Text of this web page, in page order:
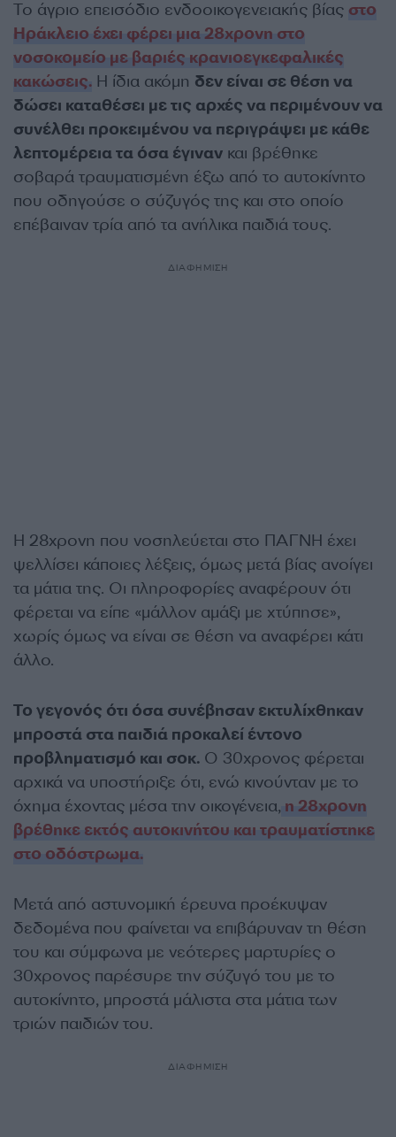
Το άγριο επεισόδιο ενδοοικογενειακής βίας στο
Ηράκλειο έχει φέρει μια 28χρονη στο
νοσοκομείο με βαριές κρανιοεγκεφαλικές
κακώσεις. Η ίδια ακόμη δεν είναι σε θέση να
δώσει καταθέσει με τις αρχές να περιμένουν να
συνέλθει προκειμένου να περιγράψει με κάθε
λεπτομέρεια τα όσα έγιναν και βρέθηκε
σοβαρά τραυματισμένη έξω από το αυτοκίνητο
που οδηγούσε ο σύζυγός της και στο οποίο
επέβαιναν τρία από τα ανήλικα παιδιά τους.
ΔΙΑΦΗΜΙΣΗ
Η 28χρονη που νοσηλεύεται στο ΠΑΓΝΗ έχει
ψελλίσει κάποιες λέξεις, όμως μετά βίας ανοίγει
τα μάτια της. Οι πληροφορίες αναφέρουν ότι
φέρεται να είπε «μάλλον αμάξι με χτύπησε»,
χωρίς όμως να είναι σε θέση να αναφέρει κάτι
άλλο.
Το γεγονός ότι όσα συνέβησαν εκτυλίχθηκαν
μπροστά στα παιδιά προκαλεί έντονο
προβληματισμό και σοκ. Ο 30χρονος φέρεται
αρχικά να υποστήριξε ότι, ενώ κινούνταν με το
όχημα έχοντας μέσα την οικογένεια, η 28χρονη
βρέθηκε εκτός αυτοκινήτου και τραυματίστηκε
στο οδόστρωμα.
Μετά από αστυνομική έρευνα προέκυψαν
δεδομένα που φαίνεται να επιβάρυναν τη θέση
του και σύμφωνα με νεότερες μαρτυρίες ο
30χρονος παρέσυρε την σύζυγό του με το
αυτοκίνητο, μπροστά μάλιστα στα μάτια των
τριών παιδιών του.
ΔΙΑΦΗΜΙΣΗ